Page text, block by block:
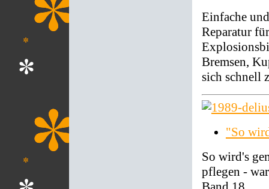
Einfache
Reparatur
Bremsen,
sich schnell
"So
So wird's
pflegen -